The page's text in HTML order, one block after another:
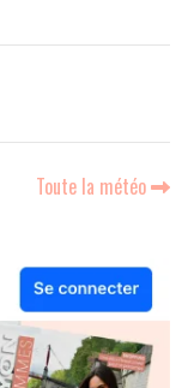
Toute la météo